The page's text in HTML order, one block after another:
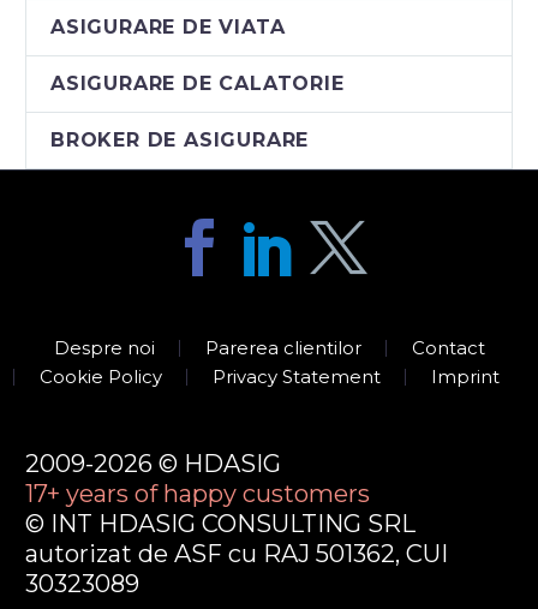
ASIGURARE DE VIATA
ASIGURARE DE CALATORIE
BROKER DE ASIGURARE
Despre noi Parerea clientilor
Contact
Cookie Policy
Privacy Statement Imprint
2009-2026 © HDASIG
17+ years of happy customers
© INT HDASIG CONSULTING SRL
autorizat de ASF cu RAJ 501362, CUI
30323089